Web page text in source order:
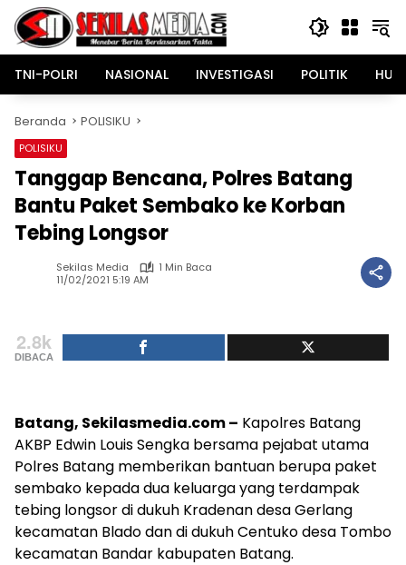
Langsung
konten
TNI-POLRI
NASIONAL INVESTIGASI POLITIK
Beranda POLISIKU
POLISIKU
Tanggap Bencana, Polres Batang
Bantu Paket Sembako ke Korban
Tebing Longsor
Sekilas Media
1 Min Baca
11/02/2021 5:19 AM
2.8k
DIBACA
Batang, Sekilasmedia.com – Kapolres Batang
AKBP Edwin Louis Sengka bersama pejabat utama
Polres Batang memberikan bantuan berupa paket
sembako kepada dua keluarga yang terdampak
tebing longsor di dukuh Kradenan desa Gerlang
kecamatan Blado dan di dukuh Centuko desa Tombo
kecamatan Bandar kabupaten Batang.